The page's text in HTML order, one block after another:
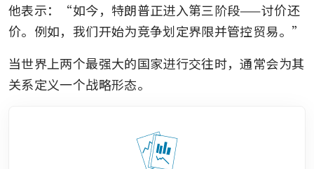
他表示：“如今，特朗普正进入第三阶段——讨价还
价。例如，我们开始为竞争划定界限并管控贸易。”
当世界上两个最强大的国家进行交往时，通常会为其
关系定义一个战略形态。